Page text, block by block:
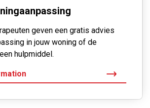
geven een gratis advies
in jouw woning of de
hulpmiddel.